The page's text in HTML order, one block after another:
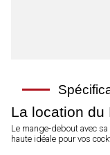
La location du
Le mange-debout avec
haute idéale pour vos